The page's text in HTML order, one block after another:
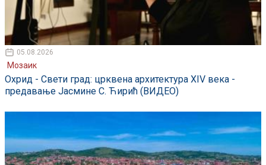
05.08.2026
Мозаик
Охрид - Свети град: црквена архитектура XIV века -
предавање Јасмине С. Ћирић (ВИДЕО)